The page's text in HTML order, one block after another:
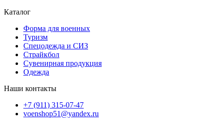
Каталог
Форма для военных
Туризм
Спецодежда и СИЗ
Страйкбол
Сувенирная продукция
Одежда
Наши контакты
+7 (911) 315-07-47
voenshop51@yandex.ru